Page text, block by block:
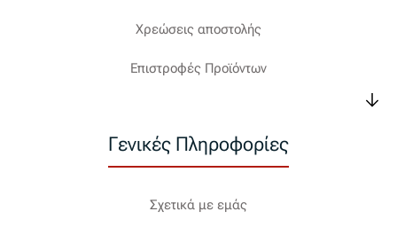
Χρεώσεις αποστολής
Επιστροφές Προϊόντων
Γενικές Πληροφορίες
Σχετικά με εμάς